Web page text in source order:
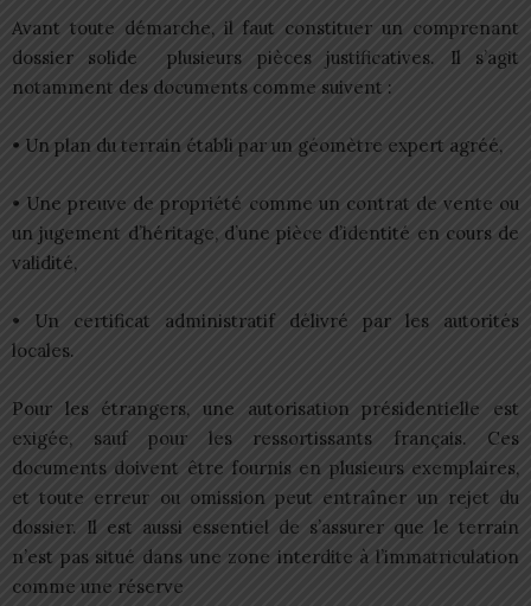
Avant toute démarche, il faut constituer un comprenant
dossier solide plusieurs pièces justificatives. Il s’agit
notamment des documents comme suivent :
• Un plan du terrain établi par un géomètre expert agréé,
• Une preuve de propriété comme un contrat de vente ou
un jugement d’héritage, d’une pièce d’identité en cours de
validité,
• Un certificat administratif délivré par les autorités
locales.
Pour les étrangers, une autorisation présidentielle est
exigée, sauf pour les ressortissants français. Ces
documents doivent être fournis en plusieurs exemplaires,
et toute erreur ou omission peut entraîner un rejet du
dossier. Il est aussi essentiel de s’assurer que le terrain
n’est pas situé dans une zone interdite à l’immatriculation
comme une réserve